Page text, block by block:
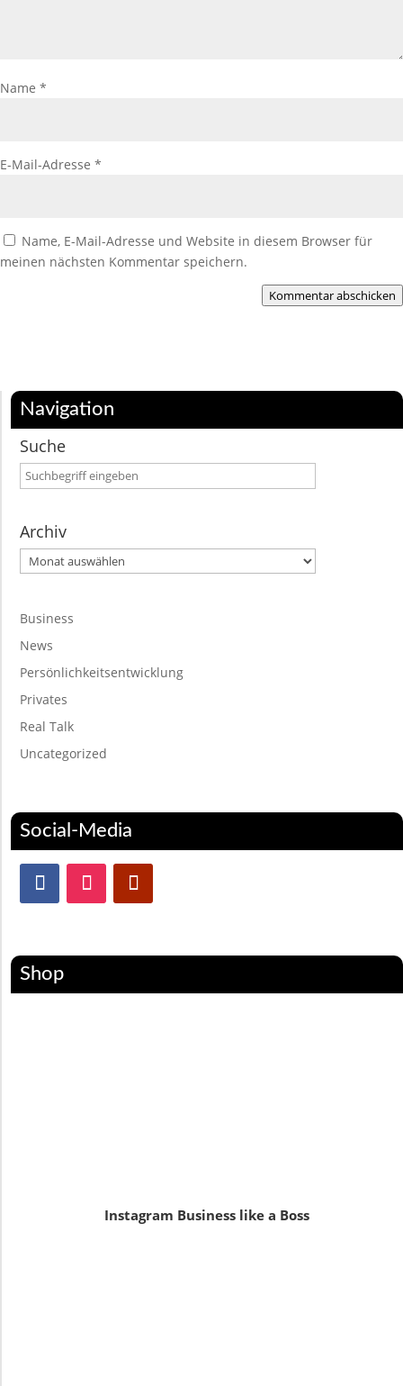
Name *
E-Mail-Adresse *
Name, E-Mail-Adresse und Website in diesem Browser für
meinen nächsten Kommentar speichern.
Kommentar abschicken
Navigation
Suche
Archiv
Archiv
Business
News
Persönlichkeitsentwicklung
Privates
Real Talk
Uncategorized
Social-Media
Shop
Instagram Business like a Boss